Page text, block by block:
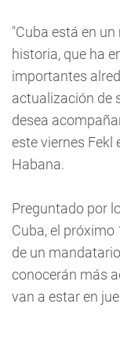
"Cuba está en
historia, que ha
importantes
actualización de
desea
este viernes Fekl
Habana.
Preguntado por
Cuba, el próximo
de un
conocerán más
van a estar en